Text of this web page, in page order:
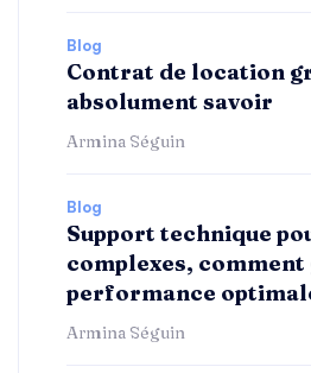
Blog
Contrat de location
absolument savoir
Armina Séguin
Blog
Support technique
complexes,
performance
Armina Séguin